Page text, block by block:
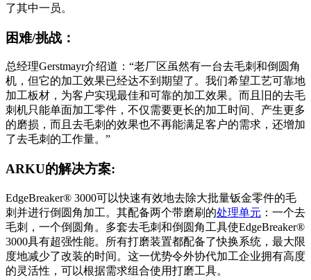
了其中一员。
困难/挑战：
总经理Gerstmayr介绍道：“老厂区虽然有一台去毛刺和倒圆角
机，但它的加工效果已经达不到期望了。我们希望工艺可靠地
加工板材，为客户实现最佳和可靠的加工效果。而且旧的去毛
刺机只能单面加工零件，不仅需要更长的加工时间、产生更多
的磨损，而且去毛刺的效果也不再能满足客户的需求，还增加
了去毛刺的工作量。”
ARKU的解决方案:
EdgeBreaker® 3000可以快速有效地去除大批量钣金零件的毛
刺并进行倒圆角加工。其配备两个带磨刷的处理单元 ：一个去
毛刺，一个倒圆角。多套去毛刺和倒圆角工具使EdgeBreaker®
3000具有超强性能。所有打磨装置都配备了快换系统，最大限
度地减少了改装的时间。这一优势令外协代加工企业拥有高度
的灵活性，可以根据需求组合使用打磨工具。